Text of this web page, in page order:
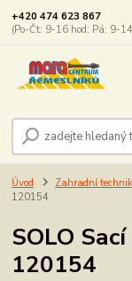
+420 474 623 867
(Po-Čt: 9-16 hod; Pá: 9-
Úvod Zahradní
120154
SOLO
120154